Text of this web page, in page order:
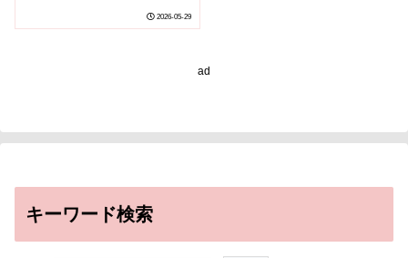
脳オルガノイドで一次繊
毛シグナルの働きを解明-
2026-05-29
ad
キーワード検索